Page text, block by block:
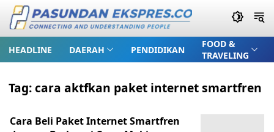
HEADLINE DAERAH PENDIDIKAN
FOOD &
TRAVELING
Tag:cara aktfkan paket internet smartfren
Cara Beli Paket Internet Smartfren